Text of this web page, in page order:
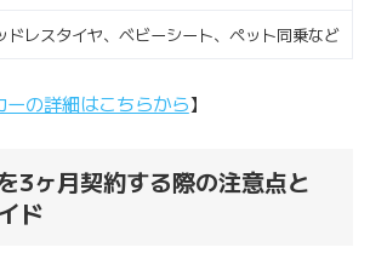
ドレスタイヤ、ベビーシート、ペット同乗など
の詳細はこちらから】
3ヶ月契約する際の注意点と
ド